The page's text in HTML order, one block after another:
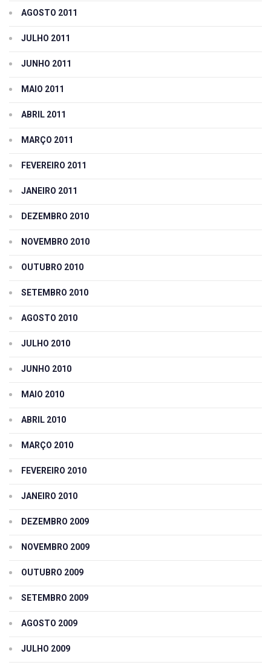
AGOSTO 2011
JULHO 2011
JUNHO 2011
MAIO 2011
ABRIL 2011
MARÇO 2011
FEVEREIRO 2011
JANEIRO 2011
DEZEMBRO 2010
NOVEMBRO 2010
OUTUBRO 2010
SETEMBRO 2010
AGOSTO 2010
JULHO 2010
JUNHO 2010
MAIO 2010
ABRIL 2010
MARÇO 2010
FEVEREIRO 2010
JANEIRO 2010
DEZEMBRO 2009
NOVEMBRO 2009
OUTUBRO 2009
SETEMBRO 2009
AGOSTO 2009
JULHO 2009